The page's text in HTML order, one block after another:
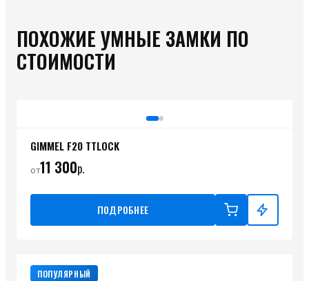
ПОХОЖИЕ УМНЫЕ ЗАМКИ ПО
СТОИМОСТИ
GIMMEL F20 TTLOCK
от11 300р.
ПОДРОБНЕЕ
ПОПУЛЯРНЫЙ